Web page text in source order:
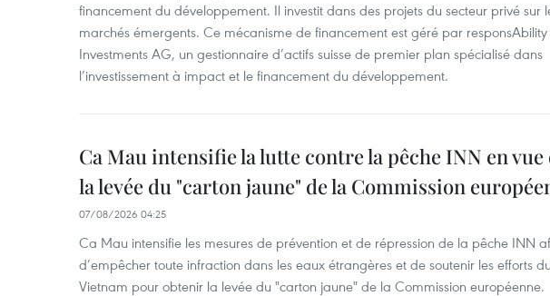
financement du développement. Il investit dans des projets du secteur privé sur
marchés émergents. Ce mécanisme de financement est géré par responsAbility
Investments AG, un gestionnaire d’actifs suisse de premier plan spécialisé dans
l’investissement à impact et le financement du développement.
Ca Mau intensifie la lutte contre la pêche INN en vue
la levée du "carton jaune" de la Commission
07/08/2026 04:25
Ca Mau intensifie les mesures de prévention et de répression de la pêche INN
d’empêcher toute infraction dans les eaux étrangères et de soutenir les efforts du
Vietnam pour obtenir la levée du "carton jaune" de la Commission européenne.